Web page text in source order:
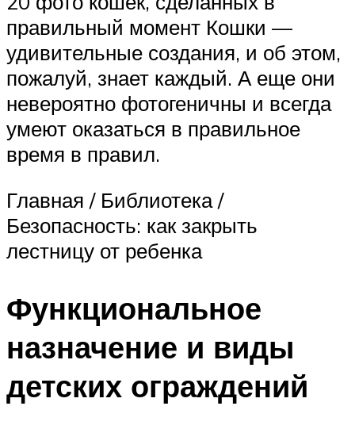
правильный момент Кошки —
удивительные создания, и об этом,
пожалуй, знает каждый. А еще они
невероятно фотогеничны и всегда
умеют оказаться в правильное
время в правил.
Главная / Библиотека /
Безопасность: как закрыть
лестницу от ребенка
Функциональное
назначение и виды
детских ограждений